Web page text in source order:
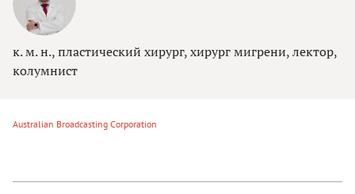
к. м. н., пластический хирург, хирург мигрени, лектор,
колумнист
Australian Broadcasting Corporation